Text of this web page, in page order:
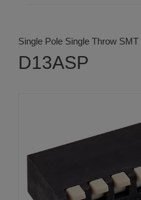
Single Pole Single Throw SMT
D13ASP